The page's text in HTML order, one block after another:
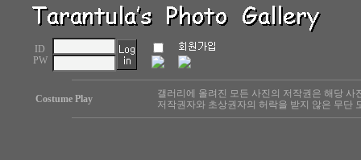
ID
PW
Costume Play
갤러리에 올려진 모든 사진의 저작권은 해당
저작권자와 초상권자의 허락을 받지 않은 무단